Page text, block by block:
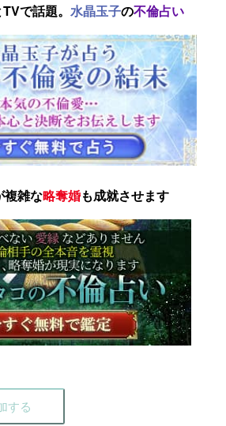
TVで話題。 水晶玉子の不倫占い
複雑な略奪婚も成就させます
する